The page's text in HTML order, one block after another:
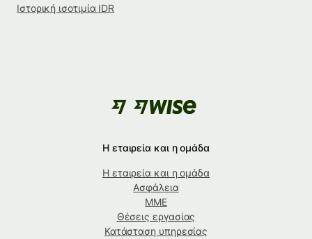
Ιστορική ισοτιμία IDR
Η εταιρεία και η ομάδα
Η εταιρεία και η ομάδα
Ασφάλεια
ΜΜΕ
Θέσεις εργασίας
Κατάσταση υπηρεσίας